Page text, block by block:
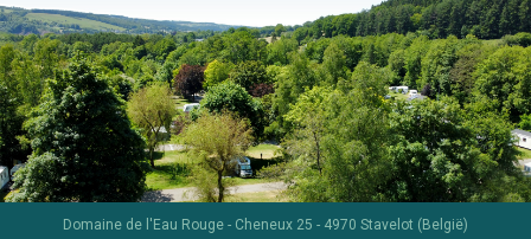
Domaine de l'Eau Rouge - Cheneux 25 - 4970 Stavelot (België)